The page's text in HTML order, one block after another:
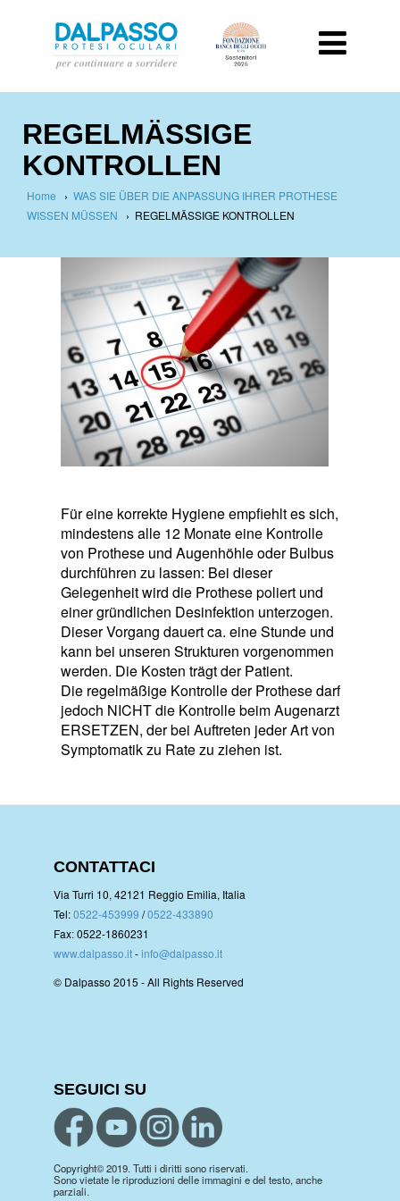
REGELMÄSSIGE
KONTROLLEN
Home › WAS SIE ÜBER DIE ANPASSUNG IHRER PROTHESE
WISSEN MÜSSEN › REGELMÄSSIGE KONTROLLEN
Für eine korrekte Hygiene empfiehlt es sich,
mindestens alle 12 Monate eine Kontrolle
von Prothese und Augenhöhle oder Bulbus
durchführen zu lassen: Bei dieser
Gelegenheit wird die Prothese poliert und
einer gründlichen Desinfektion unterzogen.
Dieser Vorgang dauert ca. eine Stunde und
kann bei unseren Strukturen vorgenommen
werden. Die Kosten trägt der Patient.
Die regelmäßige Kontrolle der Prothese darf
jedoch NICHT die Kontrolle beim Augenarzt
ERSETZEN, der bei Auftreten jeder Art von
Symptomatik zu Rate zu ziehen ist.
CONTATTACI
Via Turri 10, 42121 Reggio Emilia, Italia
Tel:0522-453999 /0522-433890
Fax: 0522-1860231
www.dalpasso.it-info@dalpasso.it
© Dalpasso 2015 - All Rights Reserved
SEGUICI SU
Copyright© 2019. Tutti i diritti sono riservati.
Sono vietate le riproduzioni delle immagini e del testo, anche
parziali.